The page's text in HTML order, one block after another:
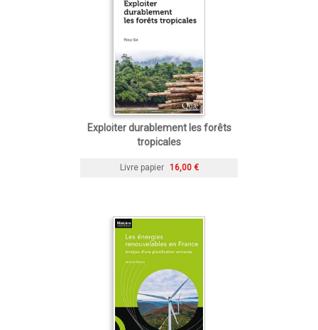
Exploiter durablement les forêts
tropicales
Livre papier 16,00 €